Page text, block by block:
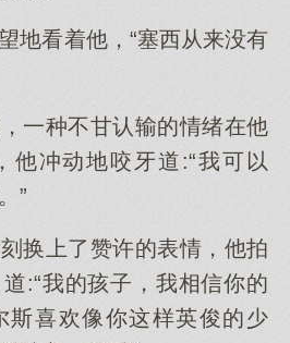
地看着他，“塞西从来没有
一种不甘认输的情绪在他
他冲动地咬牙道:“我可以
”
换上了赞许的表情，他拍
:“我的孩子，我相信你的
斯喜欢像你这样英俊的少